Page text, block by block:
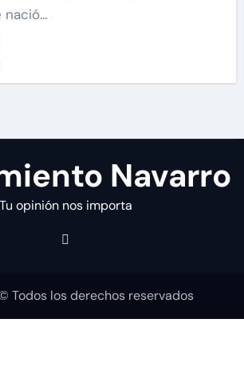
nació…
Navarro
Tu opinión nos importa
Todos los derechos reservados